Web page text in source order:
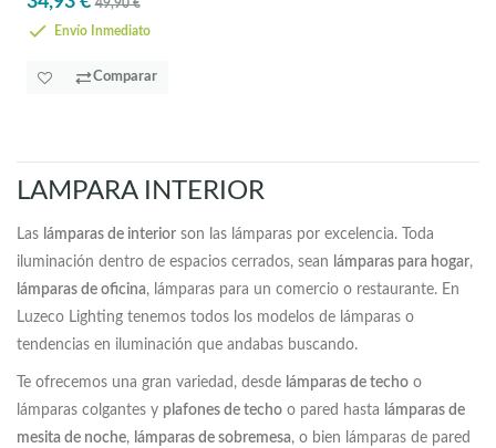
49,90 €
Envío Inmediato
Comparar
LAMPARA INTERIOR
Las lámparas de interior son las lámparas por excelencia. Toda
iluminación dentro de espacios cerrados, sean lámparas para hogar,
lámparas de oficina, lámparas para un comercio o restaurante. En
Luzeco Lighting tenemos todos los modelos de lámparas o
tendencias en iluminación que andabas buscando.
Te ofrecemos una gran variedad, desde lámparas de techo o
lámparas colgantes y plafones de techo o pared hasta lámparas de
mesita de noche, lámparas de sobremesa, o bien lámparas de pared